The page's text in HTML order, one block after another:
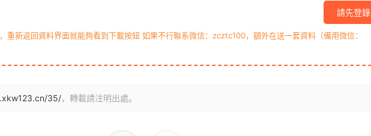
請先登錄
重新返回資料界面就能夠看到下載按鈕 如果不行聯系微信：zcztc100，額外在送一套資料（備用微信：
35/，轉載請注明出處。